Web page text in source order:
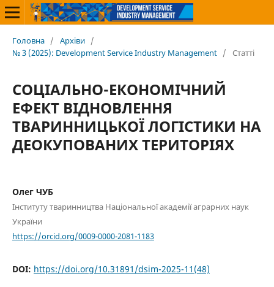
Головна / Архіви /
№ 3 (2025): Development Service Industry Management / Статті
СОЦІАЛЬНО-ЕКОНОМІЧНИЙ
ЕФЕКТ ВІДНОВЛЕННЯ
ТВАРИННИЦЬКОЇ ЛОГІСТИКИ НА
ДЕОКУПОВАНИХ ТЕРИТОРІЯХ
Олег ЧУБ
Інституту тваринництва Національної академії аграрних наук
України
https://orcid.org/0009-0000-2081-1183
DOI: https://doi.org/10.31891/dsim-2025-11(48)